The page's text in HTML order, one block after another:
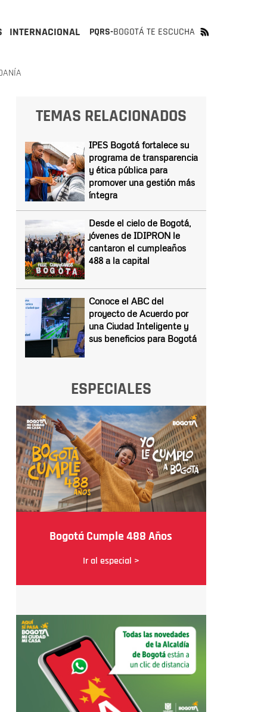
INTERNACIONAL PQRS-BOGOTÁ TE ESCUCHA
TEMAS RELACIONADOS
IPES Bogotá fortalece su
programa de transparencia
y ética pública para
promover una gestión más
íntegra
Desde el cielo de Bogotá,
jóvenes de IDIPRON le
cantaron el cumpleaños
488 a la capital
Conoce el ABC del
proyecto de Acuerdo por
una Ciudad Inteligente y
sus beneficios para Bogotá
ESPECIALES
Bogotá Cumple 488 Años
Ir al especial >